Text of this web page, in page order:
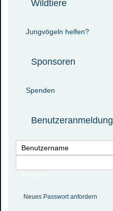
Wildtiere
Jungvögeln helfen?
Sponsoren
Spenden
Benutzeranmeldung
Neues Passwort anfordern